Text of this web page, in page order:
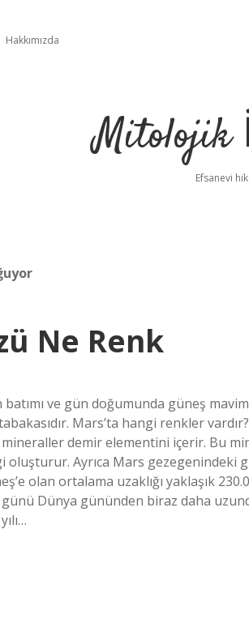
Hakkımızda
Mitolojik
Efsanevi
Ne Renk
batımı ve gün doğumunda güneş
Mars’ta hangi renkler
demir elementini içerir. Bu
oluşturur. Ayrıca Mars gezegenindeki
olan ortalama uzaklığı yaklaşık
Dünya gününden biraz daha